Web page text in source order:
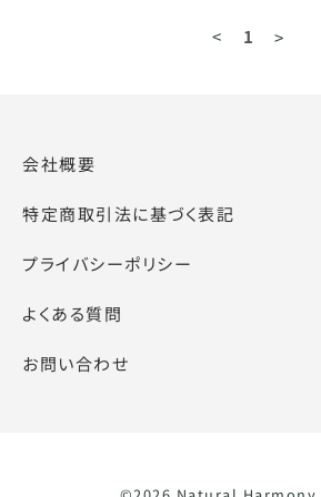
< 1 >
会社概要
特定商取引法に基づく表記
プライバシーポリシー
よくある質問
お問い合わせ